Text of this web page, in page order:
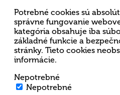
Potrebné cookies sú
správne fungovanie
kategória obsahuje iba
základné funkcie a
stránky. Tieto cookies
informácie.
Nepotrebné
Nepotrebné